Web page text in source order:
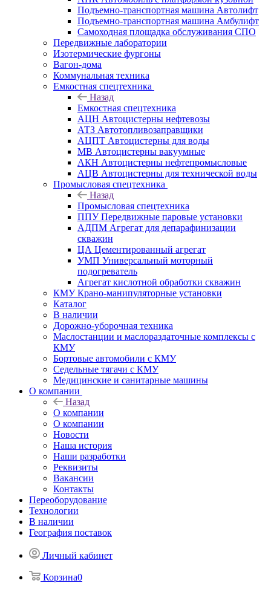
Подъемно-транспортная машина Автолифт
Подъемно-транспортная машина Амбулифт
Самоходная площадка обслуживания СПО
Передвижные лаборатории
Изотермические фургоны
Вагон-дома
Коммунальная техника
Емкостная спецтехника
Назад
Емкостная спецтехника
АЦН Автоцистерны нефтевозы
АТЗ Автотопливозаправщики
АЦПТ Автоцистерны для воды
МВ Автоцистерны вакуумные
АКН Автоцистерны нефтепромысловые
АЦВ Автоцистерны для технической воды
Промысловая спецтехника
Назад
Промысловая спецтехника
ППУ Передвижные паровые установки
АДПМ Агрегат для депарафинизации
скважин
ЦА Цементированный агрегат
УМП Универсальный моторный
подогреватель
Агрегат кислотной обработки скважин
КМУ Крано-манипуляторные установки
Каталог
В наличии
Дорожно-уборочная техника
Маслостанции и маслораздаточные комплексы с
КМУ
Бортовые автомобили с КМУ
Седельные тягачи с КМУ
Медицинские и санитарные машины
О компании
Назад
О компании
О компании
Новости
Наша история
Наши разработки
Реквизиты
Вакансии
Контакты
Переоборудование
Технологии
В наличии
География поставок
Личный кабинет
Корзина0